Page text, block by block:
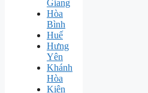
Giang
Hòa
Bình
Huế
Hưng
Yên
Khánh
Hòa
Kiên